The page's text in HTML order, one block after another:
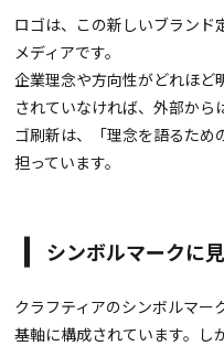
ロゴは、この新しいブランド
メディアです。
企業理念や方向性がどれほど
されていなければ、外部から
ゴ刷新は、「理念を語るため
担っています。
シンボルマークに
クラフティアのシンボルマー
基軸に構成されています。し